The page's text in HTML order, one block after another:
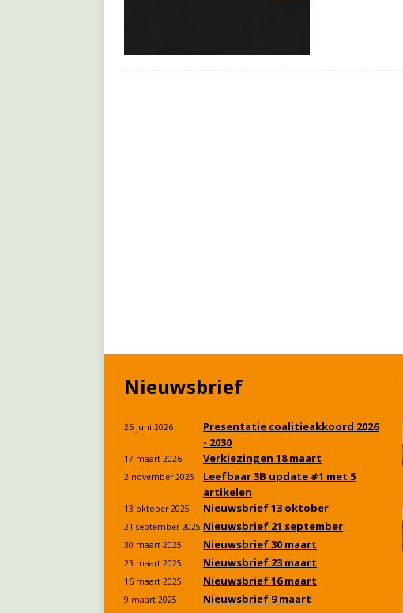
Nieuwsbrief
26 juni 2026
Presentatie coalitieakkoord 2026
- 2030
17 maart 2026 Verkiezingen 18 maart
2 november 2025
Leefbaar 3B update #1 met 5
artikelen
13 oktober 2025 Nieuwsbrief 13 oktober
21 september 2025 Nieuwsbrief 21 september
30 maart 2025 Nieuwsbrief 30 maart
23 maart 2025 Nieuwsbrief 23 maart
16 maart 2025 Nieuwsbrief 16 maart
9 maart 2025 Nieuwsbrief 9 maart